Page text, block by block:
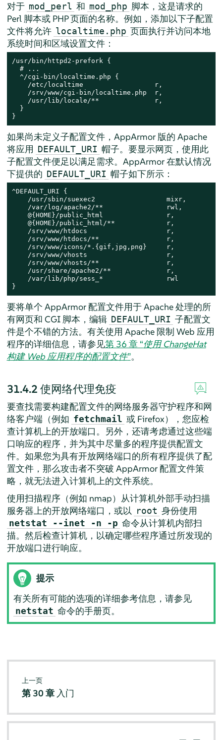
对于 mod_perl 和 mod_php 脚本，这是请求的
Perl 脚本或 PHP 页面的名称。例如，添加以下子配置
文件将允许 localtime.php 页面执行并访问本地
系统时间和区域设置文件：
/usr/bin/httpd2-prefork {
  # ...
  ^/cgi-bin/localtime.php {
    /etc/localtime                  r,
    /srv/www/cgi-bin/localtime.php  r,
    /usr/lib/locale/**              r,
  }
}
如果尚未定义子配置文件， AppArmor版的 Apache
将应用 DEFAULT_URI 帽子。要显示网页，使用此
子配置文件便足以满足需求。AppArmor 在默认情况
下提供的 DEFAULT_URI 帽子如下所示：
^DEFAULT_URI {
    /usr/sbin/suexec2                  mixr,
    /var/log/apache2/**                rwl,
    @{HOME}/public_html                r,
    @{HOME}/public_html/**             r,
    /srv/www/htdocs                    r,
    /srv/www/htdocs/**                 r,
    /srv/www/icons/*.{gif,jpg,png}     r,
    /srv/www/vhosts                    r,
    /srv/www/vhosts/**                 r,
    /usr/share/apache2/**              r,
    /var/lib/php/sess_*                rwl
}
要将单个 AppArmor配置文件用于 Apache 处理的所
有网页和 CGI 脚本，编辑 DEFAULT_URI 子配置文
件是个不错的方法。有关使用 Apache 限制 Web 应用
程序的详细信息，请参见第 36 章 “使用 ChangeHat
构建 Web 应用程序的配置文件”。
31.4.2 使网络代理免疫
要查找需要构建配置文件的网络服务器守护程序和网
络客户端（例如 fetchmail 或 Firefox），您应检
查计算机上的开放端口。另外，还请考虑通过这些端
口响应的程序，并为其中尽量多的程序提供配置文
件。如果您为具有开放网络端口的所有程序提供了配
置文件，那么攻击者不突破 AppArmor配置文件策
略，就无法进入计算机上的文件系统。
使用扫描程序（例如 nmap）从计算机外部手动扫描
服务器上的开放网络端口，或以 root 身份使用
netstat --inet -n -p 命令从计算机内部扫
描。然后检查计算机，以确定哪些程序通过所发现的
开放端口进行响应。
提示
有关所有可能的选项的详细参考信息，请参见
netstat 命令的手册页。
上一页
第 30 章 入门